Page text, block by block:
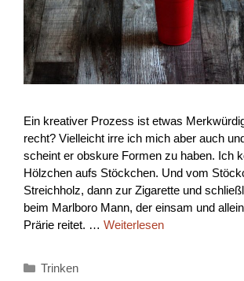
Ein kreativer Prozess ist etwas
recht? Vielleicht irre ich mich aber auch
scheint er obskure Formen zu haben. Ich
Hölzchen aufs Stöckchen. Und vom
Streichholz, dann zur Zigarette und
beim Marlboro Mann, der einsam und
Prärie reitet. … Weiterlesen
Kategorien
Trinken